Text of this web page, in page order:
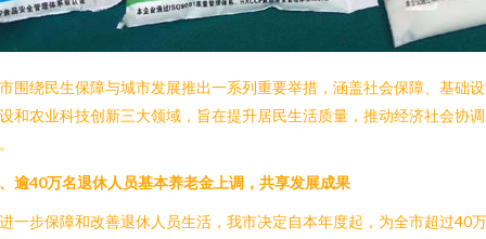
围绕民生保障与城市发展推出一系列重要举措，涵盖社会保障、基础
和农业科技创新三大领域，旨在提升居民生活质量，推动经济社会协
逾40万名退休人员基本养老金上调，共享发展成果
一步保障和改善退休人员生活，我市决定自本年度起，为全市超过40